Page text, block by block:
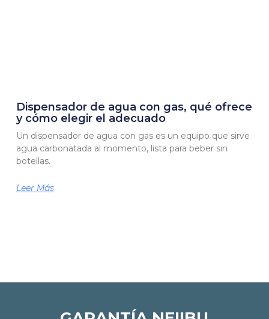
Dispensador de agua con gas, qué ofrece
y cómo elegir el adecuado
Un dispensador de agua con gas es un equipo que sirve
agua carbonatada al momento, lista para beber sin
botellas.
Leer Más